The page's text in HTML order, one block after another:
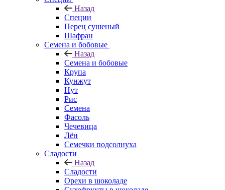
Назад
Специи
Перец сушеный
Шафран
Семена и бобовые
Назад
Семена и бобовые
Крупа
Кунжут
Нут
Рис
Семена
Фасоль
Чечевица
Лён
Семечки подсолнуха
Сладости
Назад
Сладости
Орехи в шоколаде